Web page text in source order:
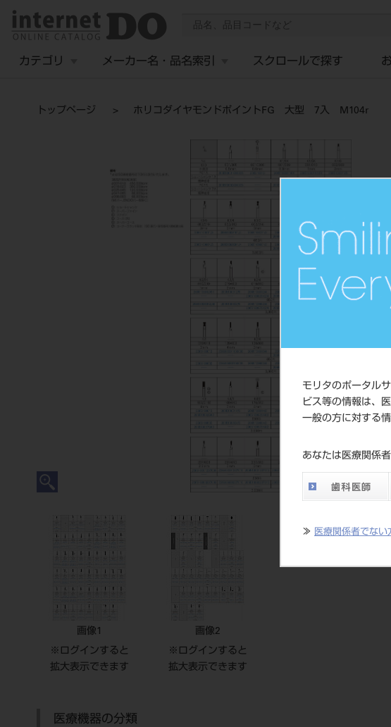
モリタのポータル
ビス等の情報は、
一般の方に対する
あなたは医療関係
≫ 医療関係者でない
カテゴリ メーカー名・品名索引 スクロールで探す
トップページ ホリコダイヤモンドポイントFG 大型 7入 M104r
画像1
※ログインすると
拡大表示できます
画像2
※ログインすると
拡大表示できます
医療機器の分類